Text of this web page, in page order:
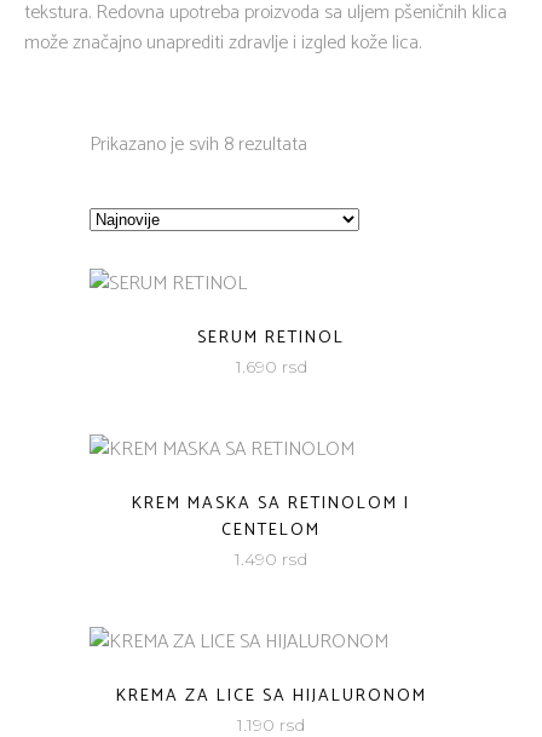
tekstura. Redovna upotreba proizvoda sa uljem pšeničnih klica
može značajno unaprediti zdravlje i izgled kože lica.
Prikazano je svih 8 rezultata
SERUM RETINOL
1.690 rsd
KREM MASKA SA RETINOLOM I
CENTELOM
1.490 rsd
KREMA ZA LICE SA HIJALURONOM
1.190 rsd